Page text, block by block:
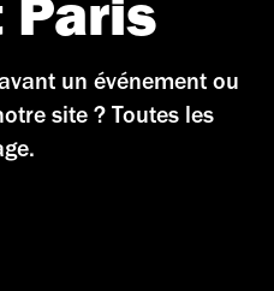
Paris
un événement ou
site ? Toutes les